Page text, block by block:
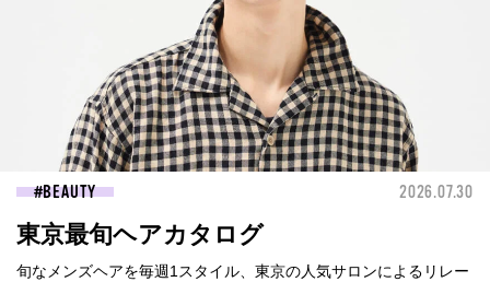
BEAUTY 2026.07.30
東京最旬ヘアカタログ
旬なメンズヘアを毎週1スタイル、東京の人気サロンによるリレー